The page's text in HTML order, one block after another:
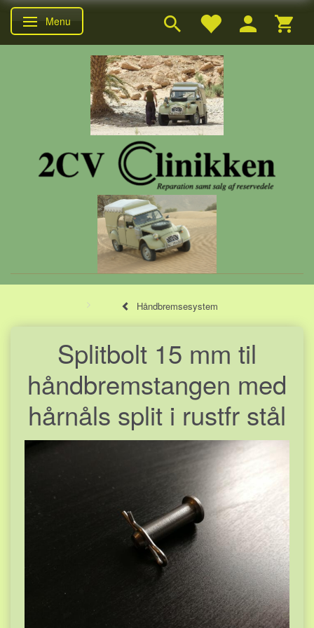
Skifte navigation
Menu
Håndbremsesystem
Splitbolt 15 mm til
håndbremstangen med
hårnåls split i rustfr stål